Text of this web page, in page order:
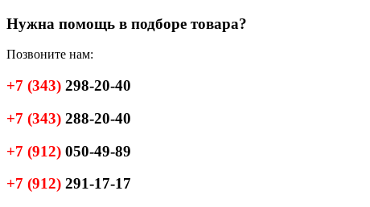
Нужна помощь в подборе товара?
Позвоните нам:
+7 (343) 298-20-40
+7 (343) 288-20-40
+7 (912) 050-49-89
+7 (912) 291-17-17